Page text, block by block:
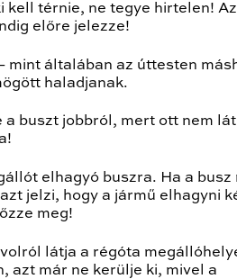
kell térnie, ne tegye hirtelen! Az
előre jelezze!
mint általában az úttesten
haladjanak.
a buszt jobbról, mert ott nem
elhagyó buszra. Ha a busz
jelzi, hogy a jármű elhagyni
meg!
látja a régóta
azt már ne kerülje ki, mivel a